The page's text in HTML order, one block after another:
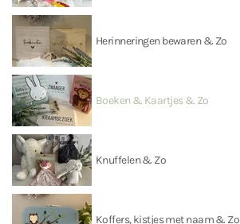
Herinneringen bewaren & Zo
Boeken & Kaartjes & Zo
Knuffelen & Zo
Koffers, kistjes met naam & Zo